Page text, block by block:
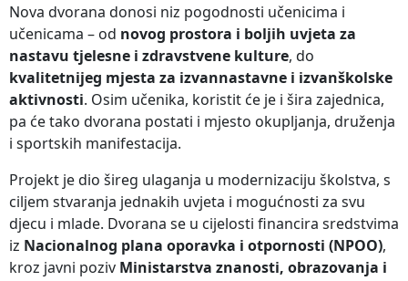
Nova dvorana donosi niz pogodnosti učenicima i
učenicama – od novog prostora i boljih uvjeta za
nastavu tjelesne i zdravstvene kulture, do
kvalitetnijeg mjesta za izvannastavne i izvanškolske
aktivnosti. Osim učenika, koristit će je i šira zajednica,
pa će tako dvorana postati i mjesto okupljanja, druženja
i sportskih manifestacija.
Projekt je dio šireg ulaganja u modernizaciju školstva, s
ciljem stvaranja jednakih uvjeta i mogućnosti za svu
djecu i mlade. Dvorana se u cijelosti financira sredstvima
iz Nacionalnog plana oporavka i otpornosti (NPOO),
kroz javni poziv Ministarstva znanosti, obrazovanja i